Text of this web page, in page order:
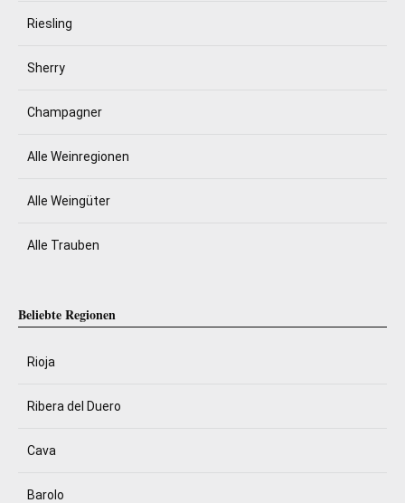
Riesling
Sherry
Champagner
Alle Weinregionen
Alle Weingüter
Alle Trauben
Beliebte Regionen
Rioja
Ribera del Duero
Cava
Barolo